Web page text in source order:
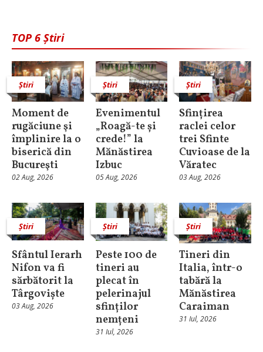
TOP 6 Știri
Știri
Moment de
rugăciune şi
împlinire la o
biserică din
Bucureşti
02 Aug, 2026
Știri
Evenimentul
„Roagă-te și
crede!” la
Mănăstirea
Izbuc
05 Aug, 2026
Știri
Sfințirea
raclei celor
trei Sfinte
Cuvioase de la
Văratec
03 Aug, 2026
Știri
Sfântul Ierarh
Nifon va fi
sărbătorit la
Târgoviște
03 Aug, 2026
Știri
Peste 100 de
tineri au
plecat în
pelerinajul
sfinților
nemțeni
31 Iul, 2026
Știri
Tineri din
Italia, într-o
tabără la
Mănăstirea
Caraiman
31 Iul, 2026